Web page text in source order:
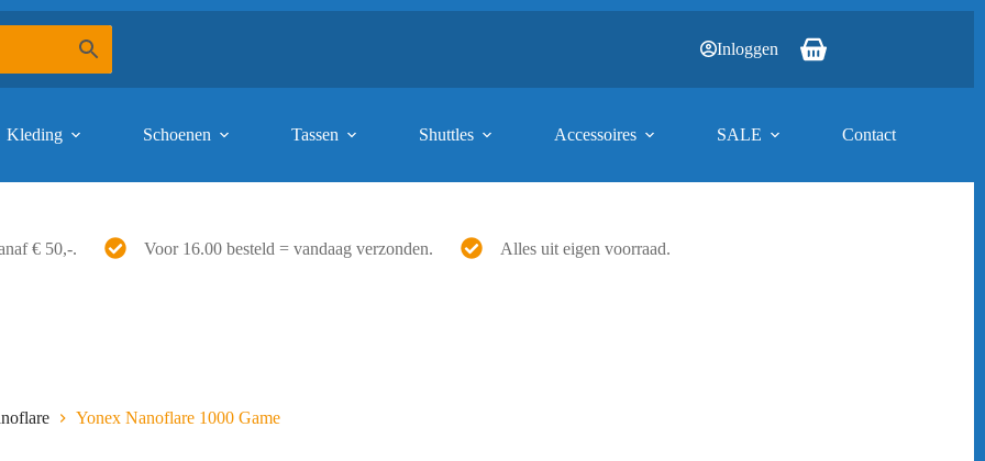
Inloggen Winkelwagen
Kleding Schoenen Tassen Shuttles Accessoires SALE Contact
€ 50,-. Voor 16.00 besteld = vandaag verzonden. Alles uit eigen voorraad.
Yonex Nanoflare 1000 Game